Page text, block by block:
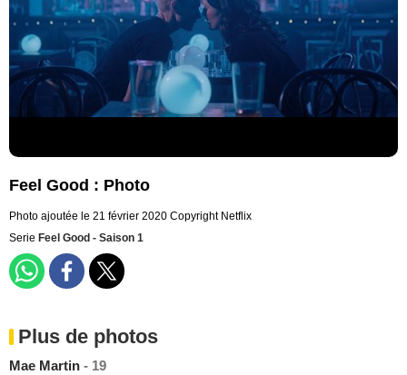
Feel Good : Photo
Photo ajoutée le 21 février 2020 Copyright Netflix
Serie Feel Good - Saison 1
Plus de photos
Mae Martin - 19